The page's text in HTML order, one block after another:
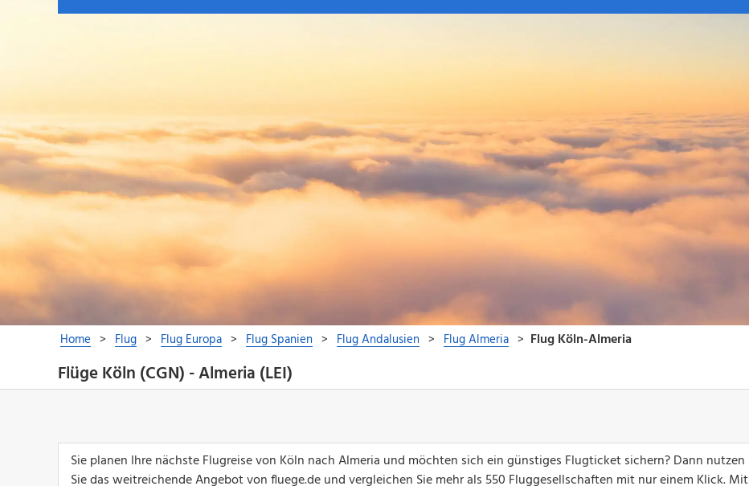
Flüge Köln (CGN) - Almeria (LEI)
Sie planen Ihre nächste Flugreise von Köln nach Almeria und möchten sich ein günstiges Flugticket sichern? Dann nutzen
Sie das weitreichende Angebot von fluege.de und vergleichen Sie mehr als 550 Fluggesellschaften mit nur einem Klick. Mit